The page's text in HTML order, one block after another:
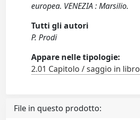
europea. VENEZIA : Marsilio.
Tutti gli autori
P. Prodi
Appare nelle tipologie:
2.01 Capitolo / saggio in libro
File in questo prodotto: